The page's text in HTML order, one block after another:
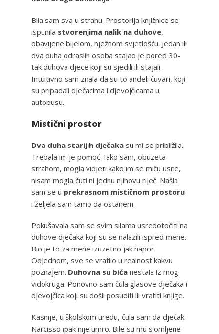
Bila sam sva u strahu. Prostorija knjižnice se
ispunila stvorenjima nalik na duhove,
obavijene bijelom, nježnom svjetlošću. Jedan ili
dva duha odraslih osoba stajao je pored 30-
tak duhova djece koji su sjedili ili stajali.
Intuitivno sam znala da su to anđeli čuvari, koji
su pripadali dječacima i djevojčicama u
autobusu.
Mistični prostor
Dva duha starijih dječaka su mi se približila.
Trebala im je pomoć. Iako sam, obuzeta
strahom, mogla vidjeti kako im se miču usne,
nisam mogla čuti ni jednu njihovu riječ. Našla
sam se u prekrasnom mističnom prostoru
i željela sam tamo da ostanem.
Pokušavala sam se svim silama usredotočiti na
duhove dječaka koji su se nalazili ispred mene.
Bio je to za mene izuzetno jak napor.
Odjednom, sve se vratilo u realnost kakvu
poznajem. Duhovna su bića nestala iz mog
vidokruga. Ponovno sam čula glasove dječaka i
djevojčica koji su došli posuditi ili vratiti knjige.
Kasnije, u školskom uredu, čula sam da dječak
Narcisso ipak nije umro. Bile su mu slomljene